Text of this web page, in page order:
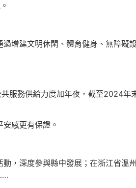
增建文明休閑、體育健身、無障礙
服務供給力度加年夜，截至2024年
安感更有保證。
，深度參與縣中發展；在浙江省溫